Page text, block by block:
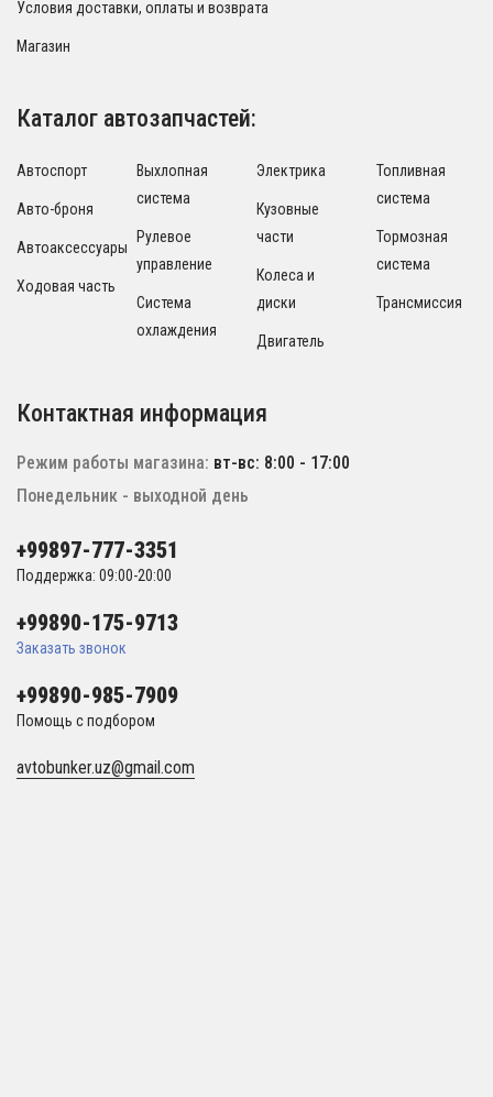
Условия доставки, оплаты и возврата
Магазин
Каталог автозапчастей:
Автоспорт
Авто-броня
Автоаксессуары
Ходовая часть
Выхлопная
система
Рулевое
управление
Система
охлаждения
Электрика
Кузовные
части
Колеса и
диски
Двигатель
Топливная
система
Тормозная
система
Трансмиссия
Контактная информация
Режим работы магазина: вт-вс: 8:00 - 17:00
Понедельник - выходной день
+99897-777-3351
Поддержка: 09:00-20:00
+99890-175-9713
Заказать звонок
+99890-985-7909
Помощь с подбором
avtobunker.uz@gmail.com